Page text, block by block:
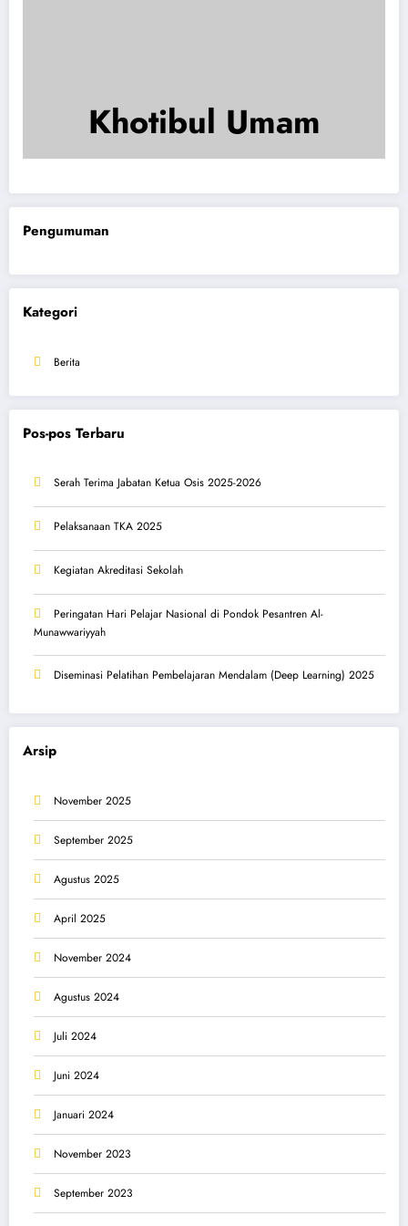
Khotibul Umam
Pengumuman
Kategori
Berita
Pos-pos Terbaru
Serah Terima Jabatan Ketua Osis 2025-2026
Pelaksanaan TKA 2025
Kegiatan Akreditasi Sekolah
Peringatan Hari Pelajar Nasional di Pondok Pesantren Al-
Munawwariyyah
Diseminasi Pelatihan Pembelajaran Mendalam (Deep Learning) 2025
Arsip
November 2025
September 2025
Agustus 2025
April 2025
November 2024
Agustus 2024
Juli 2024
Juni 2024
Januari 2024
November 2023
September 2023